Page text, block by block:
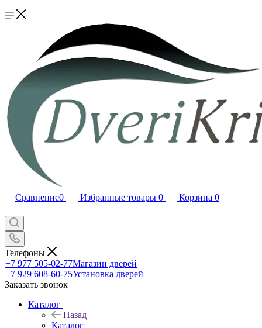
Сравнение0 Избранные товары 0 Корзина 0
Телефоны
+7 977 505-02-77Магазин дверей
+7 929 608-60-75Установка дверей
Заказать звонок
Каталог
Назад
Каталог